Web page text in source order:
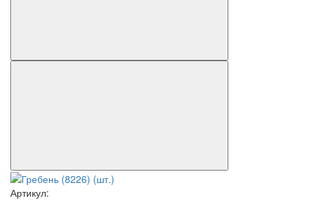
Артикул: